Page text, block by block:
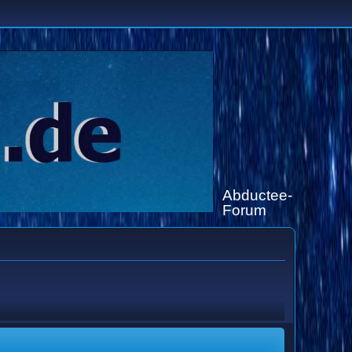
Abductee-
Forum